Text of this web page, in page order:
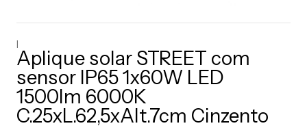
|
Aplique solar STREET com
sensor IP65 1x60W LED
1500lm 6000K
C.25xL.62,5xAlt.7cm Cinzento